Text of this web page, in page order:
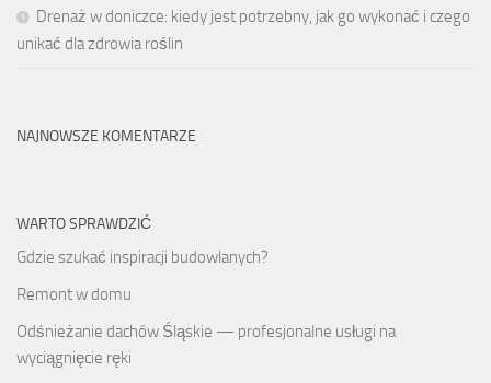
Drenaż w doniczce: kiedy jest potrzebny, jak go wykonać i czego
unikać dla zdrowia roślin
NAJNOWSZE KOMENTARZE
WARTO SPRAWDZIĆ
Gdzie szukać inspiracji budowlanych?
Remont w domu
Odśnieżanie dachów Śląskie — profesjonalne usługi na
wyciągnięcie ręki